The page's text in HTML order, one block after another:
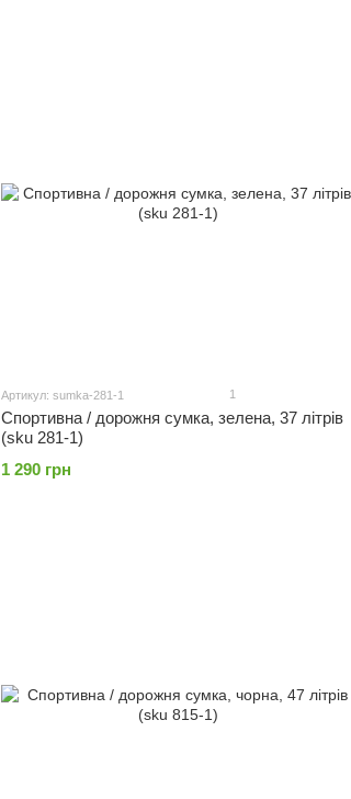
Артикул: sumka-281-1 1
Спортивна / дорожня сумка, зелена, 37 літрів
(sku 281-1)
1 290 грн